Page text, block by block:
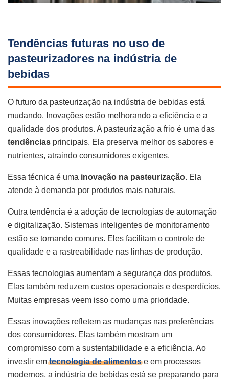
Tendências futuras no uso de
pasteurizadores na indústria de
bebidas
O futuro da pasteurização na indústria de bebidas está
mudando. Inovações estão melhorando a eficiência e a
qualidade dos produtos. A pasteurização a frio é uma das
tendências principais. Ela preserva melhor os sabores e
nutrientes, atraindo consumidores exigentes.
Essa técnica é uma inovação na pasteurização. Ela
atende à demanda por produtos mais naturais.
Outra tendência é a adoção de tecnologias de automação
e digitalização. Sistemas inteligentes de monitoramento
estão se tornando comuns. Eles facilitam o controle de
qualidade e a rastreabilidade nas linhas de produção.
Essas tecnologias aumentam a segurança dos produtos.
Elas também reduzem custos operacionais e desperdícios.
Muitas empresas veem isso como uma prioridade.
Essas inovações refletem as mudanças nas preferências
dos consumidores. Elas também mostram um
compromisso com a sustentabilidade e a eficiência. Ao
investir emtecnologia de alimentose em processos
modernos, a indústria de bebidas está se preparando para